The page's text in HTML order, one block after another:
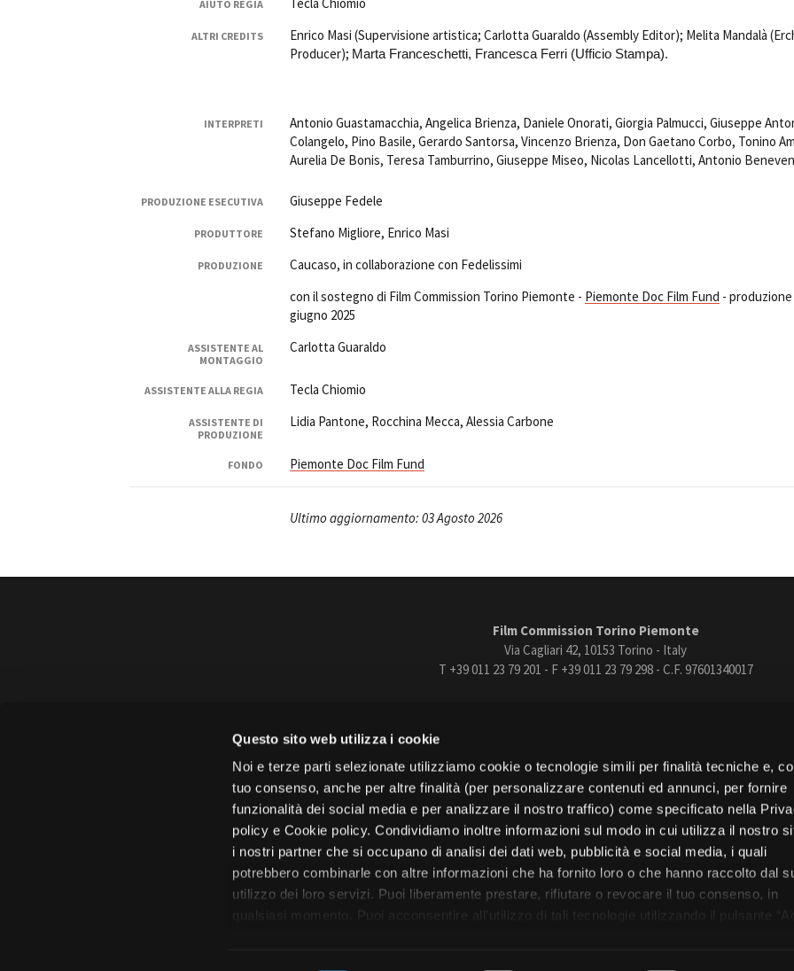
Questo sito web utilizza i cookie
Noi e terze parti selezionate utilizziamo cookie o tecnologie simili per finalità tecniche e,
tuo consenso, anche per altre finalità (per personalizzare contenuti ed annunci, per fornire
funzionalità dei social media e per analizzare il nostro traffico) come specificato nella
policy e Cookie policy. Condividiamo inoltre informazioni sul modo in cui utilizza il nostro
i nostri partner che si occupano di analisi dei dati web, pubblicità e social media, i quali
potrebbero combinarle con altre informazioni che ha fornito loro o che hanno raccolto dal
utilizzo dei loro servizi. Puoi liberamente prestare, rifiutare o revocare il tuo consenso, in
qualsiasi momento. Puoi acconsentire all’utilizzo di tali tecnologie utilizzando il pulsante
AIUTO REGIA
ALTRI CREDITS
Enrico Masi (Supervisione artistica; Carlotta Guaraldo (Assembly Editor); Melita Mandalà
Producer); Marta Franceschetti, Francesca Ferri (Ufficio Stampa).
INTERPRETI
Antonio Guastamacchia, Angelica Brienza, Daniele Onorati, Giorgia Palmucci, Giuseppe
Colangelo, Pino Basile, Gerardo Santorsa, Vincenzo Brienza, Don Gaetano Corbo, Tonino
Aurelia De Bonis, Teresa Tamburrino, Giuseppe Miseo, Nicolas Lancellotti, Antonio
PRODUZIONE ESECUTIVA Giuseppe Fedele
PRODUTTORE Stefano Migliore, Enrico Masi
PRODUZIONE
Caucaso, in collaborazione con Fedelissimi
con il sostegno di Film Commission Torino Piemonte - Piemonte Doc Film Fund - produzione
giugno 2025
ASSISTENTE AL
MONTAGGIO
Carlotta Guaraldo
ASSISTENTE ALLA REGIA Tecla Chiomio
ASSISTENTE DI
PRODUZIONE
Lidia Pantone, Rocchina Mecca, Alessia Carbone
FONDO Piemonte Doc Film Fund
Ultimo aggiornamento: 03 Agosto 2026
Film Commission Torino Piemonte
Via Cagliari 42, 10153 Torino - Italy
T +39 011 23 79 201 - F +39 011 23 79 298 - C.F. 97601340017
FacebookInstagramYoutubeVimeo
Città di Torino Regione Piemonte
© 2026 Fondazione Film Commission Torino Piemonte. Tutti i diritti riservati.